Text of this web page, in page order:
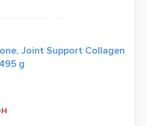
Joint Support Collagen
g